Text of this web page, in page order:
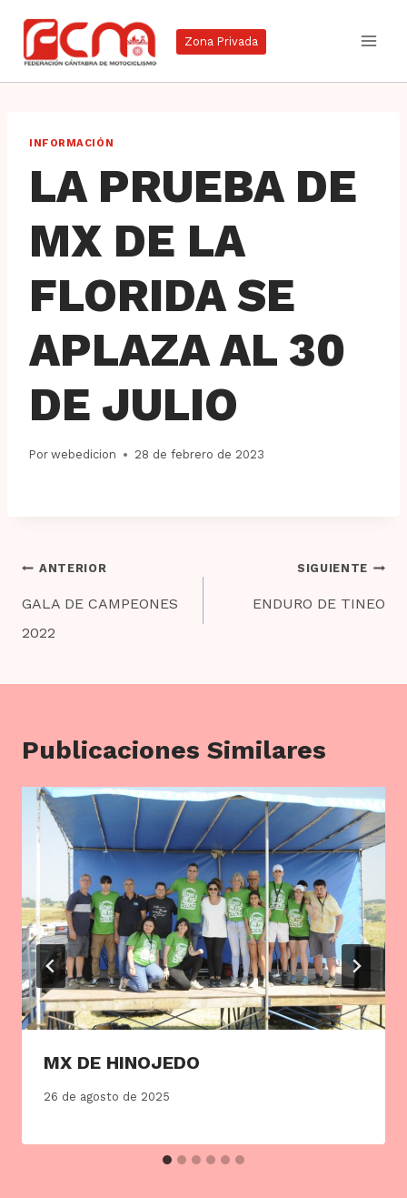
contenido
Zona Privada
INFORMACIÓN
LA PRUEBA DE
MX DE LA
FLORIDA SE
APLAZA AL 30
DE JULIO
Por webedicion 28 de febrero de 2023
Navegación
de
entradas
ANTERIOR
GALA DE CAMPEONES
2022
SIGUIENTE
ENDURO DE TINEO
Publicaciones Similares
MX DE HINOJEDO
26 de agosto de 2025